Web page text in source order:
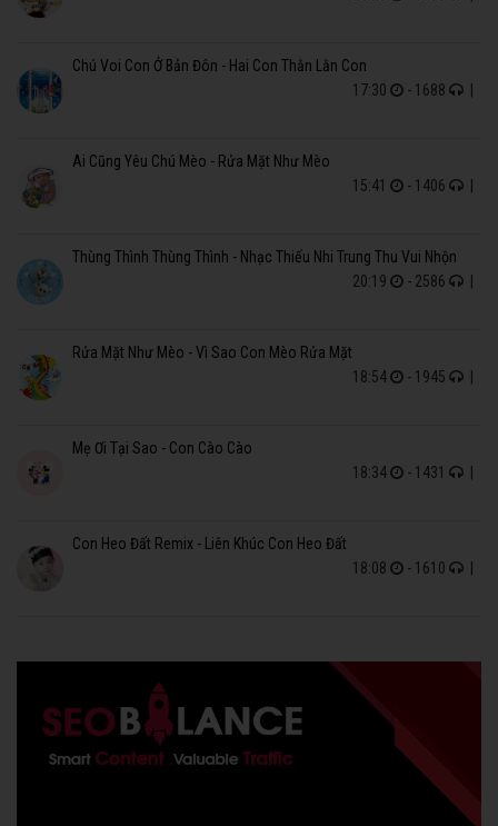
Chú Voi Con Ở Bản Đôn - Hai Con Thằn Lằn Con
17:30
- 1688 |
Ai Cũng Yêu Chú Mèo - Rửa Mặt Như Mèo
15:41
- 1406 |
Thùng Thình Thùng Thình - Nhạc Thiếu Nhi Trung Thu Vui Nhộn
20:19
- 2586 |
Rửa Mặt Như Mèo - Vì Sao Con Mèo Rửa Mặt
18:54
- 1945 |
Mẹ Ơi Tại Sao - Con Cào Cào
18:34
- 1431 |
Con Heo Đất Remix - Liên Khúc Con Heo Đất
18:08
- 1610 |